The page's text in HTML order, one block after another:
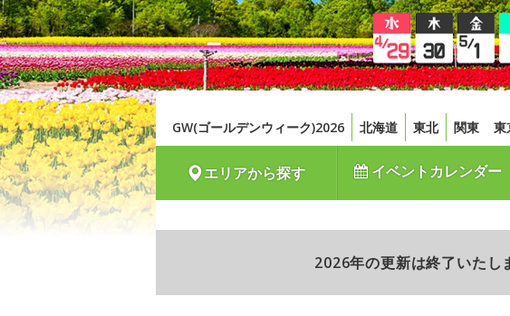
GW(ゴールデンウィーク)2026 北海道 東北 関東 東
エリアから探す イベントカレンダー
2026年の更新は終了いたし